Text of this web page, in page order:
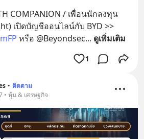
COMPANION / เพื่อนนักลงทุน
หรือ @Beyondsec... ดูเพิ่มเติม
1
• ติดตาม
• หุ้น & เศรษฐกิจ